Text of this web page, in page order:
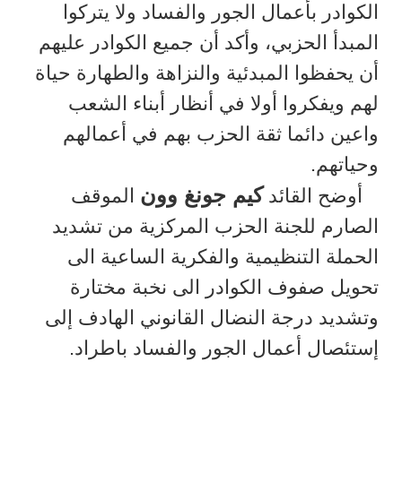
الكوادر بأعمال الجور والفساد ولا يتركوا
المبدأ الحزبي، وأكد أن جميع الكوادر عليهم
أن يحفظوا المبدئية والنزاهة والطهارة حياة
لهم ويفكروا أولا في أنظار أبناء الشعب
واعين دائما ثقة الحزب بهم في أعمالهم
وحياتهم.
أوضح القائدكيم جونغ وون الموقف
الصارم للجنة الحزب المركزية من تشديد
الحملة التنظيمية والفكرية الساعية الى
تحويل صفوف الكوادر الى نخبة مختارة
وتشديد درجة النضال القانوني الهادف إلى
إستئصال أعمال الجور والفساد باطراد.